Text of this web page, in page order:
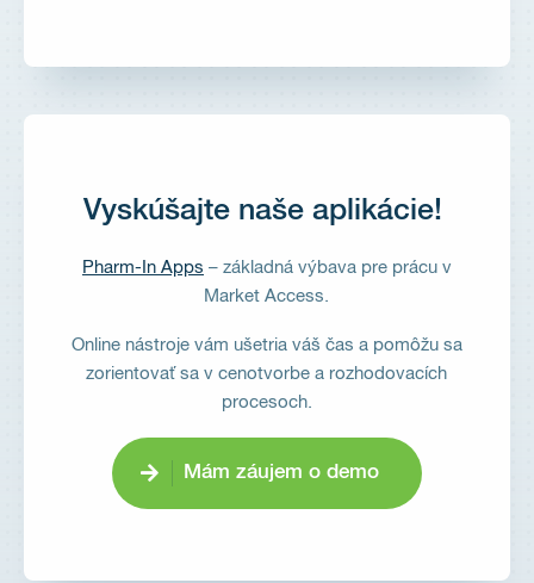
Vyskúšajte naše aplikácie!
Pharm-In Apps – základná výbava pre prácu v
Market Access.
Online nástroje vám ušetria váš čas a pomôžu sa
zorientovať sa v cenotvorbe a rozhodovacích
procesoch.
Mám záujem o demo